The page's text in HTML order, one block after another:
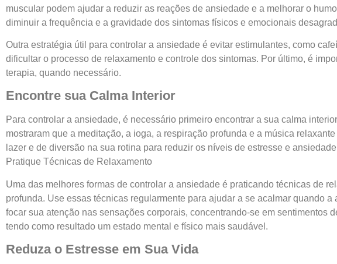
muscular podem ajudar a reduzir as reações de ansiedade e a melhorar o
diminuir a frequência e a gravidade dos sintomas físicos e emocionais
Outra estratégia útil para controlar a ansiedade é evitar estimulantes, como
dificultar o processo de relaxamento e controle dos sintomas. Por último, é
terapia, quando necessário.
Encontre sua Calma Interior
Para controlar a ansiedade, é necessário primeiro encontrar a sua calma
mostraram que a meditação, a ioga, a respiração profunda e a música
lazer e de diversão na sua rotina para reduzir os níveis de estresse e
Pratique Técnicas de Relaxamento
Uma das melhores formas de controlar a ansiedade é praticando técnicas de
profunda. Use essas técnicas regularmente para ajudar a se acalmar quando
focar sua atenção nas sensações corporais, concentrando-se em sentimentos
tendo como resultado um estado mental e físico mais saudável.
Reduza o Estresse em Sua Vida